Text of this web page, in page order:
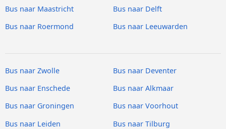
Bus naar Maastricht
Bus naar Delft
Bus naar Roermond
Bus naar Leeuwarden
Bus naar Zwolle
Bus naar Deventer
Bus naar Enschede
Bus naar Alkmaar
Bus naar Groningen
Bus naar Voorhout
Bus naar Leiden
Bus naar Tilburg